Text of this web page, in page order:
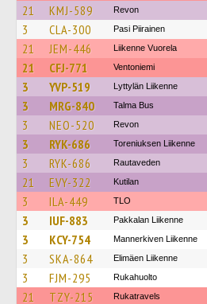
21 KMJ-589 Revon
3 CLA-300 Pasi Piirainen
21 JEM-446 Liikenne Vuorela
21 CFJ-771 Ventoniemi
3 YVP-519 Lyttylän Liikenne
3 MRG-840 Talma Bus
3 NEO-520 Revon
3 RYK-686 Toreniuksen Liikenne
3 RYK-686 Rautaveden
21 EVY-322 Kutilan
3 ILA-449 TLO
3 IUF-883 Pakkalan Liikenne
3 KCY-754 Mannerkiven Liikenne
3 SKA-864 Elimäen Liikenne
3 FJM-295 Rukahuolto
21 TZY-215 Rukatravels